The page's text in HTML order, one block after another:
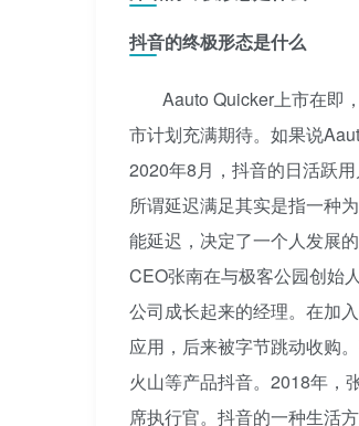
抖音的终极形态是什么
Aauto Quicker上市在即
市计划充满期待。如果说
2020年8月，抖音的日活跃
所谓延迟满足其实是指一种
能延迟，决定了一个人发展
CEO张南在与极客公园创始
公司成长起来的经理。在加
应用，后来被字节跳动收购
火山等产品抖音。2018年，
席执行官。抖音的一种生活